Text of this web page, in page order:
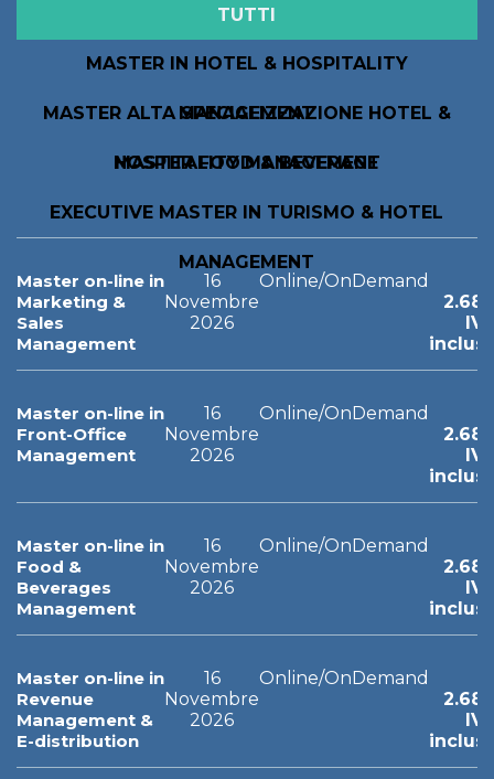
TUTTI
MASTER IN HOTEL & HOSPITALITY
MANAGEMENT
MASTER ALTA SPECIALIZZAZIONE HOTEL &
HOSPITALITY MANAGEMENT
MASTER FOOD & BEVERAGE
EXECUTIVE MASTER IN TURISMO & HOTEL
MANAGEMENT
Master on-line in
Marketing &
Sales
Management
16
Novembre
2026
Online/OnDemand
Master on-line in
Front-Office
Management
16
Novembre
2026
Online/OnDemand
Master on-line in
Food &
Beverages
Management
16
Novembre
2026
Online/OnDemand
Master on-line in
Revenue
Management &
E-distribution
16
Novembre
2026
Online/OnDemand